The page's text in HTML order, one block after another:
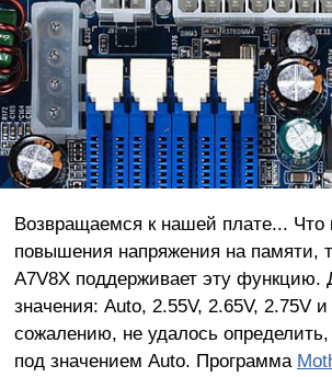
Возвращаемся к нашей плате... Что
повышения напряжения на памяти,
A7V8X поддерживает эту функцию.
значения: Auto, 2.55V, 2.65V, 2.75V
сожалению, не удалось определить,
под значением Auto. Программа